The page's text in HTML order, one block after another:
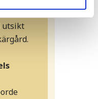
höga
utsikt